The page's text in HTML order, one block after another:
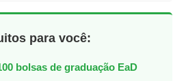
para você:
bolsas de graduação EaD